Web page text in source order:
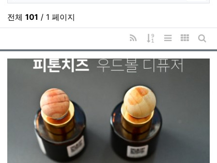
전체 101 / 1 페이지
RSS
게시물 정렬
리스트 스타일
갤러리게